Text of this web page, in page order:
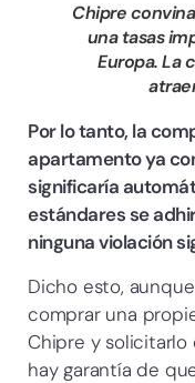
Chipre
una tasas
Europa. La
Por lo tanto, la
apartamento ya
significaría
estándares se
ninguna violación
Dicho esto,
comprar una
Chipre y solicitarlo
hay garantía de